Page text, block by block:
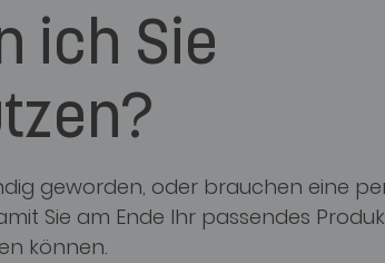
ich Sie
geworden, oder brauchen eine
Sie am Ende Ihr passendes
können.